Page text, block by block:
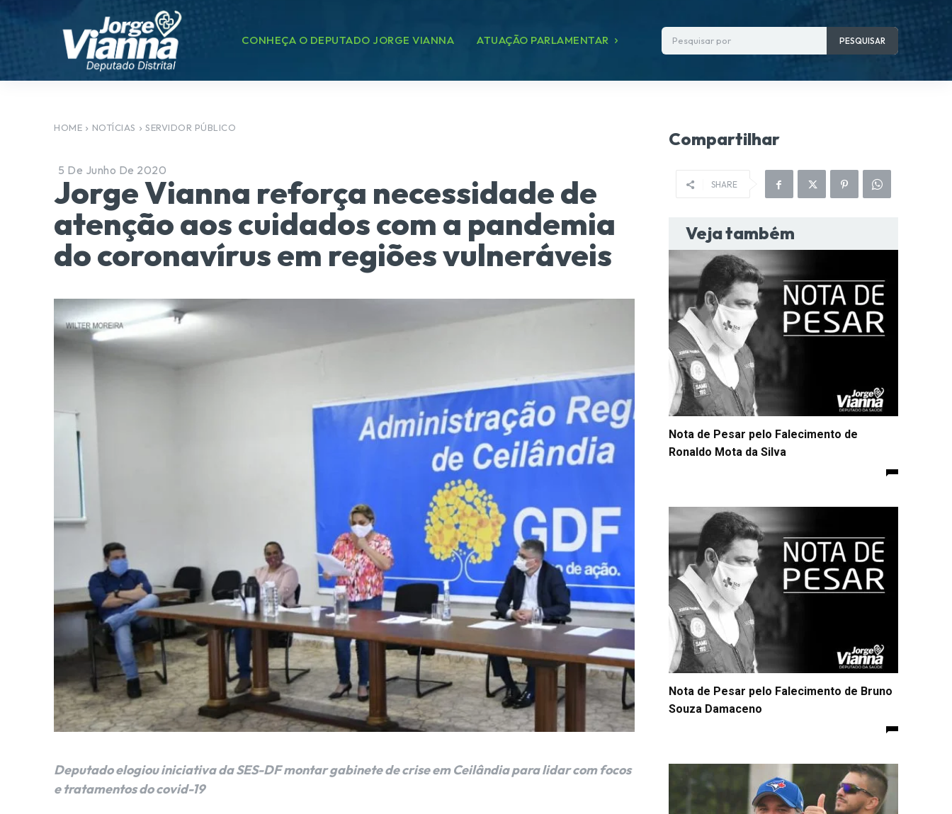
CONHEÇA O DEPUTADO JORGE VIANNA ATUAÇÃO PARLAMENTAR Pesquisar por PESQUISAR
HOME NOTÍCIAS SERVIDOR PÚBLICO
5 De Junho De 2020
Jorge Vianna reforça necessidade de
atenção aos cuidados com a pandemia
do coronavírus em regiões vulneráveis
Deputado elogiou iniciativa da SES-DF montar gabinete de crise em Ceilândia para lidar com focos
e tratamentos do covid-19
Compartilhar
SHARE
Veja também
Nota de Pesar pelo Falecimento de
Ronaldo Mota da Silva
Nota de Pesar pelo Falecimento de Bruno
Souza Damaceno